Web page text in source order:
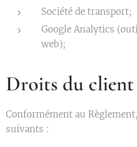
Société de transport;
Google Analytics
web);
Droits du client
Conformément au
suivants :